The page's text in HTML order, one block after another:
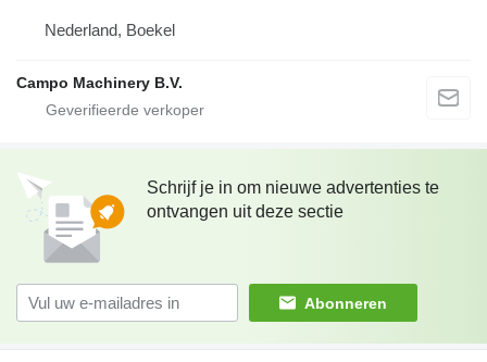
Nederland, Boekel
Campo Machinery B.V.
Schrijf je in om nieuwe advertenties te
ontvangen uit deze sectie
Abonneren